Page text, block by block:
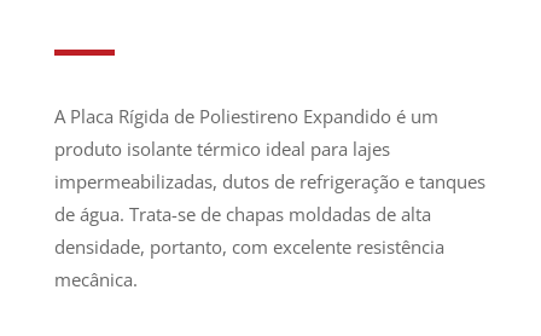
A Placa Rígida de Poliestireno Expandido é um
produto isolante térmico ideal para lajes
impermeabilizadas, dutos de refrigeração e tanques
de água. Trata-se de chapas moldadas de alta
densidade, portanto, com excelente resistência
mecânica.